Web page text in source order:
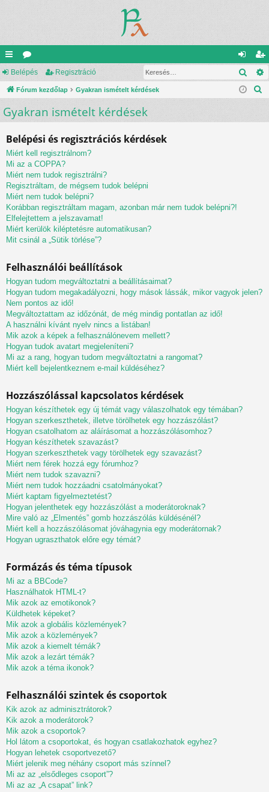
yo
rs
lin
k
ór
u
m
el
ép
eg
is
Belépés Regisztráció
Fórum kezdőlap Gyakran ismételt kérdések
Gyakran ismételt kérdések
Belépési és regisztrációs kérdések
Miért kell regisztrálnom?
Mi az a COPPA?
Miért nem tudok regisztrálni?
Regisztráltam, de mégsem tudok belépni
Miért nem tudok belépni?
Korábban regisztráltam magam, azonban már nem tudok belépni?!
Elfelejtettem a jelszavamat!
Miért kerülök kiléptetésre automatikusan?
Mit csinál a „Sütik törlése”?
Felhasználói beállítások
Hogyan tudom megváltoztatni a beállításaimat?
Hogyan tudom megakadályozni, hogy mások lássák, mikor vagyok jelen?
Nem pontos az idő!
Megváltoztattam az időzónát, de még mindig pontatlan az idő!
A használni kívánt nyelv nincs a listában!
Mik azok a képek a felhasználónevem mellett?
Hogyan tudok avatart megjeleníteni?
Mi az a rang, hogyan tudom megváltoztatni a rangomat?
Miért kell bejelentkeznem e-mail küldéséhez?
Hozzászólással kapcsolatos kérdések
Hogyan készíthetek egy új témát vagy válaszolhatok egy témában?
Hogyan szerkeszthetek, illetve törölhetek egy hozzászólást?
Hogyan csatolhatom az aláírásomat a hozzászólásomhoz?
Hogyan készíthetek szavazást?
Hogyan szerkeszthetek vagy törölhetek egy szavazást?
Miért nem férek hozzá egy fórumhoz?
Miért nem tudok szavazni?
Miért nem tudok hozzáadni csatolmányokat?
Miért kaptam figyelmeztetést?
Hogyan jelenthetek egy hozzászólást a moderátoroknak?
Mire való az „Elmentés” gomb hozzászólás küldésénél?
Miért kell a hozzászólásomat jóváhagynia egy moderátornak?
Hogyan ugraszthatok előre egy témát?
Formázás és téma típusok
Mi az a BBCode?
Használhatok HTML-t?
Mik azok az emotikonok?
Küldhetek képeket?
Mik azok a globális közlemények?
Mik azok a közlemények?
Mik azok a kiemelt témák?
Mik azok a lezárt témák?
Mik azok a téma ikonok?
Felhasználói szintek és csoportok
Kik azok az adminisztrátorok?
Kik azok a moderátorok?
Mik azok a csoportok?
Hol látom a csoportokat, és hogyan csatlakozhatok egyhez?
Hogyan lehetek csoportvezető?
Miért jelenik meg néhány csoport más színnel?
Mi az az „elsődleges csoport”?
Mi az az „A csapat” link?